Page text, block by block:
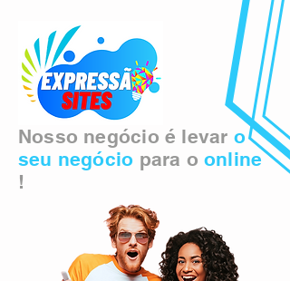
Nosso negócio é levar o
seu negócio para o online
!